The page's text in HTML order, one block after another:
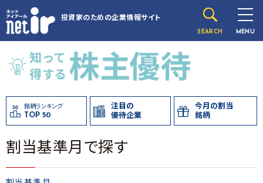
投資家のための企業情報サイト
SEARCH MENU
銘柄ランキング
TOP 50
注目の
優待企業
今月の割当
銘柄
割当基準月で探す